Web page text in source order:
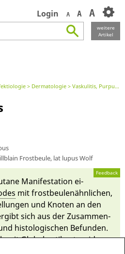
Login A A A
weitere
Artikel
Dermatologie Vaskulitis, Purpura, Kollagenosen, autoimmun bedingte bullöse Dermatosen
Frost­beule, lat lupus Wolf
Feedback
Manifestati­on ei­
mit frost­beulenähn­lichen,
und Knoten an den
sich aus der Zu­sammen­
his­tologischen Be­fun­den.
mitGlukokortikosteroiden